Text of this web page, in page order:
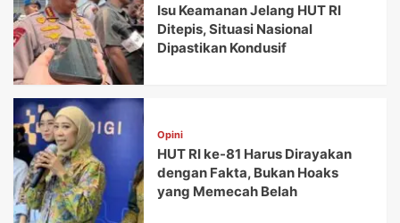
Isu Keamanan Jelang HUT RI
Ditepis, Situasi Nasional
Dipastikan Kondusif
Opini
HUT RI ke-81 Harus Dirayakan
dengan Fakta, Bukan Hoaks
yang Memecah Belah